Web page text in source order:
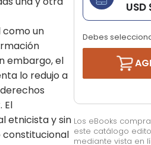
como un
embargo, el
lo redujo a
El
etnicista y sin
constitucional
USD
Debes
Los eBooks
este catálogo
mediante vista en